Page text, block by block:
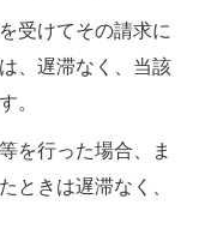
受けてその請求に
、遅滞なく、当該
。
を行った場合、ま
ときは遅滞なく、